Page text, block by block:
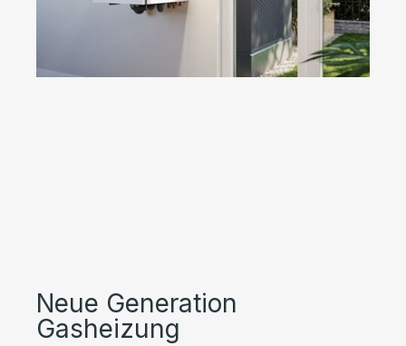
Neue Generation
Gasheizung